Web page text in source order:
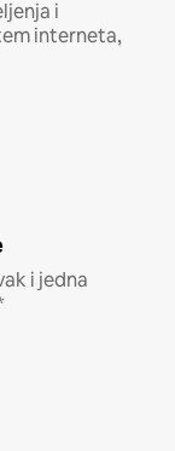
i
interneta,
i jedna